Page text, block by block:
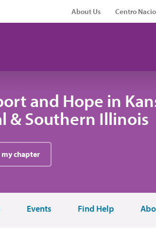
About Us Centro
and Hope in
& Southern Illinois
chapter
Events Find Help